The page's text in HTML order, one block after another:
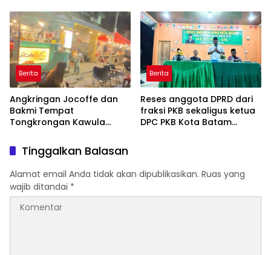
Motor
Berita
Angkringan Jocoffe dan
Bakmi Tempat
Tongkrongan Kawula
Pematangsiantar
Berita
Reses anggota DPRD dari
fraksi PKB sekaligus ketua
DPC PKB Kota Batam
Ambulans, dan Sarana
Olahraga
Tinggalkan Balasan
Alamat email Anda tidak akan dipublikasikan. Ruas yang
wajib ditandai *